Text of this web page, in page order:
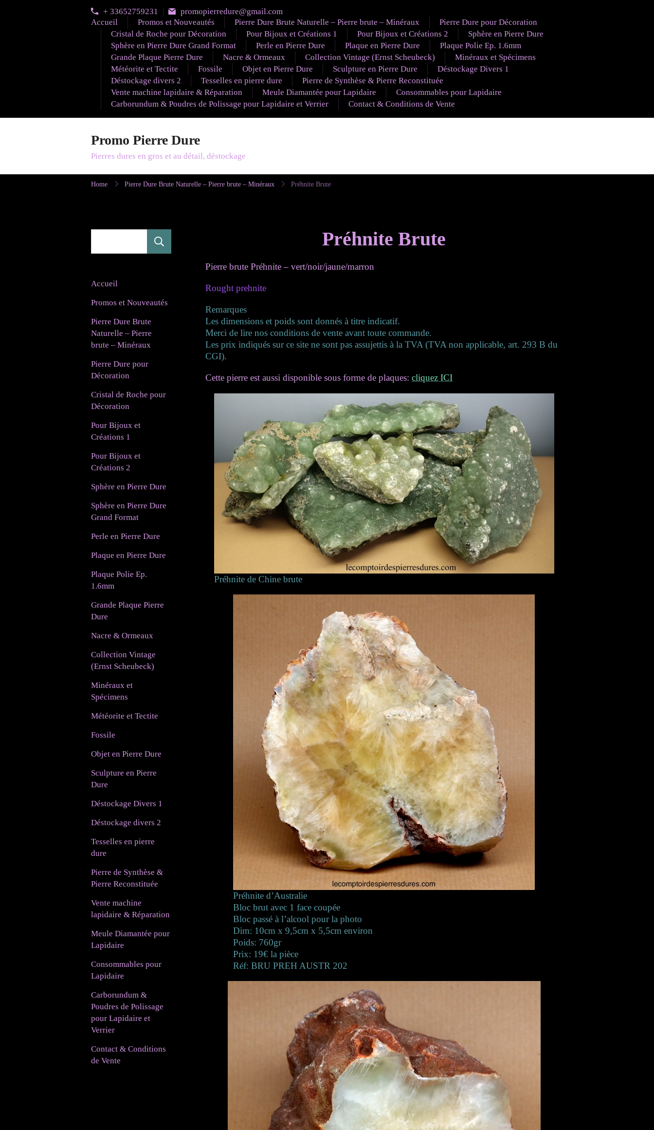
+ 33652759231
promopierredure@gmail.com
Accueil
Promos et Nouveautés Pierre Dure Brute Naturelle – Pierre brute – Minéraux
Pierre Dure pour Décoration
Cristal de Roche pour Décoration
Pour Bijoux et Créations 1 Pour Bijoux et Créations 2
Sphère en Pierre Dure
Sphère en Pierre Dure Grand Format
Perle en Pierre Dure Plaque en Pierre Dure
Plaque Polie Ep. 1.6mm
Grande Plaque Pierre Dure
Nacre & Ormeaux Collection Vintage (Ernst Scheubeck)
Minéraux et Spécimens
Météorite et Tectite
Fossile Objet en Pierre Dure Sculpture en Pierre Dure
Déstockage Divers 1
Déstockage divers 2
Tesselles en pierre dure
Pierre de Synthèse & Pierre Reconstituée
Vente machine lapidaire & Réparation
Meule Diamantée pour Lapidaire
Consommables pour Lapidaire
Carborundum & Poudres de Polissage pour Lapidaire et Verrier
Contact & Conditions de Vente
Promo Pierre Dure
Pierres dures en gros et au détail, déstockage
Home Pierre Dure Brute Naturelle – Pierre brute – Minéraux Préhnite Brute
Préhnite Brute
Pierre brute Préhnite – vert/noir/jaune/marron
Rought prehnite
Remarques
Les dimensions et poids sont donnés à titre indicatif.
Merci de lire nos conditions de vente avant toute commande.
Les prix indiqués sur ce site ne sont pas assujettis à la TVA (TVA non applicable, art. 293 B du
CGI).
Cette pierre est aussi disponible sous forme de plaques: cliquez ICI
Préhnite de Chine brute
Préhnite d’Australie
Bloc brut avec 1 face coupée
Bloc passé à l’alcool pour la photo
Dim: 10cm x 9,5cm x 5,5cm environ
Poids: 760gr
Prix: 19€ la pièce
Réf: BRU PREH AUSTR 202
Accueil
Promos et Nouveautés
Pierre Dure Brute
Naturelle – Pierre
brute – Minéraux
Pierre Dure pour
Décoration
Cristal de Roche pour
Décoration
Pour Bijoux et
Créations 1
Pour Bijoux et
Créations 2
Sphère en Pierre Dure
Sphère en Pierre Dure
Grand Format
Perle en Pierre Dure
Plaque en Pierre Dure
Plaque Polie Ep.
1.6mm
Grande Plaque Pierre
Dure
Nacre & Ormeaux
Collection Vintage
(Ernst Scheubeck)
Minéraux et
Spécimens
Météorite et Tectite
Fossile
Objet en Pierre Dure
Sculpture en Pierre
Dure
Déstockage Divers 1
Déstockage divers 2
Tesselles en pierre
dure
Pierre de Synthèse &
Pierre Reconstituée
Vente machine
lapidaire & Réparation
Meule Diamantée pour
Lapidaire
Consommables pour
Lapidaire
Carborundum &
Poudres de Polissage
pour Lapidaire et
Verrier
Contact & Conditions
de Vente